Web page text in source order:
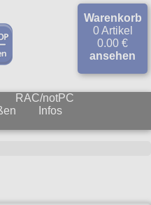
Warenkorb
0 Artikel
0.00 €
ansehen
RAC/notPC
Infos